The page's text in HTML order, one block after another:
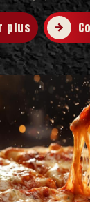
plus